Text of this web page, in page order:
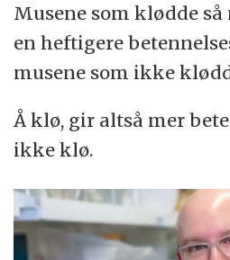
Musene som klødde
en heftigere
musene som ikke
Å klø, gir altså mer
ikke klø.